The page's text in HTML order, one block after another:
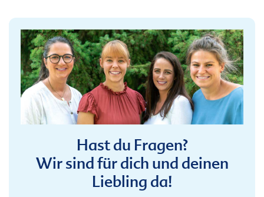
Hast du Fragen?
Wir sind für dich und deinen
Liebling da!